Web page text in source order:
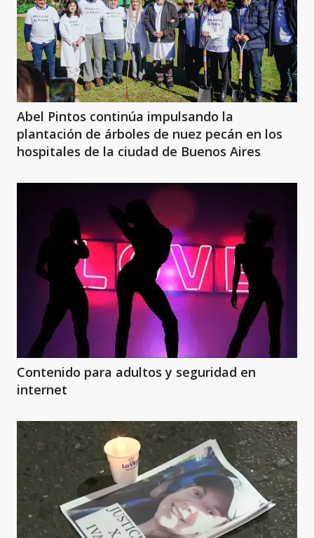
Abel Pintos continúa impulsando la
plantación de árboles de nuez pecán en los
hospitales de la ciudad de Buenos Aires
Contenido para adultos y seguridad en
internet